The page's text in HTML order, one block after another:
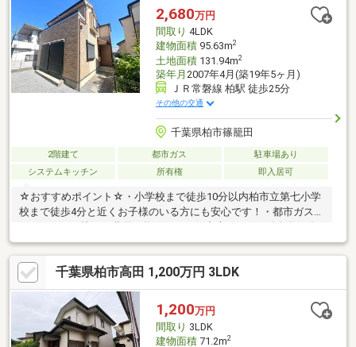
ッと乾く！爽やかな風が通り抜ける南面バルコニー！◇交通量の
少ない閑静な住宅地！※法令上の制限：建築基準法第22条区域※敷
地内に電柱あり。
2,680万円
間取り 4LDK
建物面積95.63m2
土地面積131.94m2
築年月 2007年4月(築19年5ヶ月)
ＪＲ常磐線 柏駅 徒歩25分
その他の交通
千葉県柏市篠籠田
2階建て 都市ガス
駐車場あり
システムキッチン
所有権 即入居可
☆おすすめポイント☆・小学校まで徒歩10分以内柏市立第七小学
校まで徒歩4分と近くお子様のいる方にも安心です！・都市ガスプ
以内平成19年築と築年数が19年となっておりまだまだ長く使用す
ることが可能です。・室内リフォーム済みキッチン交換お風呂交
換洗面台交換トイレ交換給湯器交換TVモニター付きインターホン
交換クロス貼替フロアタイル貼替クッションフロア貼替ダウンラ
イト新設ハウスクリーニング
千葉県柏市高田 1,200万円 3LDK
1,200万円
間取り 3LDK
建物面積71.2m2